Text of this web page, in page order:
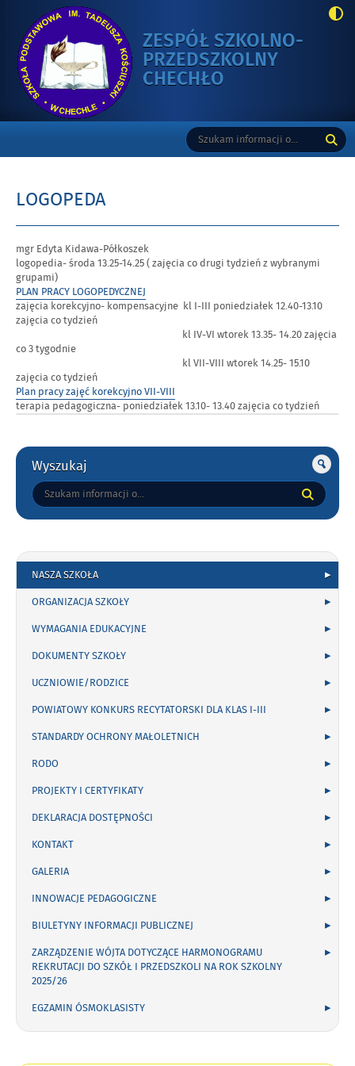
ZESPÓŁ SZKOLNO-
PRZEDSZKOLNY
CHECHŁO
Wyszukiwarka
Tutaj
wpisz
szukaną
LOGOPEDA
mgr Edyta Kidawa-Półkoszek
logopedia- środa 13.25-14.25 ( zajęcia co drugi tydzień z wybranymi
grupami)
PLAN PRACY LOGOPEDYCZNEJ
zajęcia korekcyjno- kompensacyjne kl I-III poniedziałek 12.40-13.10
zajęcia co tydzień
kl IV-VI wtorek 13.35- 14.20 zajęcia
co 3 tygodnie
kl VII-VIII wtorek 14.25- 15.10
zajęcia co tydzień
Plan pracy zajęć korekcyjno VII-VIII
terapia pedagogiczna- poniedziałek 13.10- 13.40 zajęcia co tydzień
Gorne
Wyszukaj
Tutaj
wpisz
NASZA SZKOŁA
ORGANIZACJA SZKOŁY
WYMAGANIA EDUKACYJNE
DOKUMENTY SZKOŁY
UCZNIOWIE/RODZICE
POWIATOWY KONKURS RECYTATORSKI DLA KLAS I-III
STANDARDY OCHRONY MAŁOLETNICH
RODO
PROJEKTY I CERTYFIKATY
DEKLARACJA DOSTĘPNOŚCI
KONTAKT
GALERIA
INNOWACJE PEDAGOGICZNE
BIULETYNY INFORMACJI PUBLICZNEJ
ZARZĄDZENIE WÓJTA DOTYCZĄCE HARMONOGRAMU
REKRUTACJI DO SZKÓŁ I PRZEDSZKOLI NA ROK SZKOLNY
2025/26
EGZAMIN ÓSMOKLASISTY